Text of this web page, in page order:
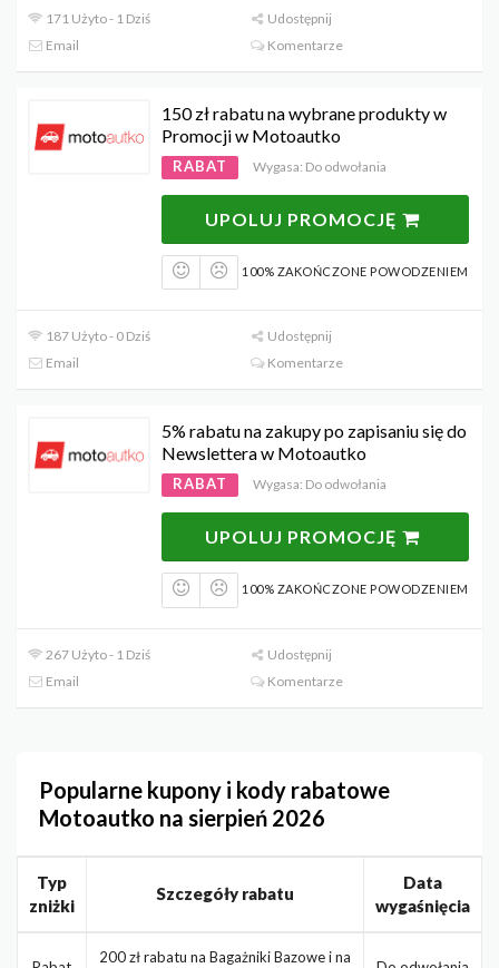
171 Użyto - 1 Dziś
Udostępnij
Email
Komentarze
150 zł rabatu na wybrane produkty w
Promocji w Motoautko
RABAT Wygasa: Do odwołania
UPOLUJ PROMOCJĘ
100% ZAKOŃCZONE POWODZENIEM
187 Użyto - 0 Dziś
Udostępnij
Email
Komentarze
5% rabatu na zakupy po zapisaniu się do
Newslettera w Motoautko
RABAT Wygasa: Do odwołania
UPOLUJ PROMOCJĘ
100% ZAKOŃCZONE POWODZENIEM
267 Użyto - 1 Dziś
Udostępnij
Email
Komentarze
Popularne kupony i kody rabatowe
Motoautko na sierpień 2026
Typ
zniżki
Szczegóły rabatu
Data
wygaśnięcia
200 zł rabatu na Bagażniki Bazowe i na